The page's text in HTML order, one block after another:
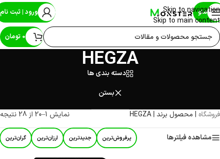
Skip to navigation
Skip to main content
منو ورود | ثبت نام
0 تومان
HEGZA
دسته بندی ها
بستن
فروشگاه | محصول برند |
HEGZA نمایش 1–20 از 28 نتیجه
مشاهده فیلترها پرفروش‌ترین جدیدترین ارزان‌ترین گران‌ترین